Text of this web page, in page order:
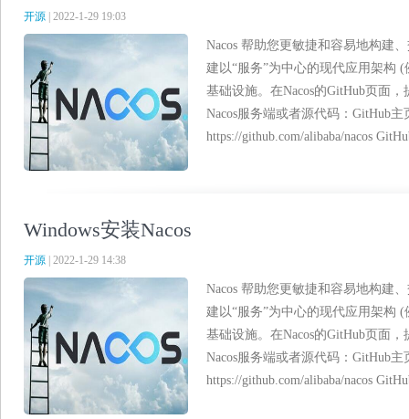
开源 | 2022-1-29 19:03
Nacos 帮助您更敏捷和容易地构建
建以“服务”为中心的现代应用架构
基础设施。在Nacos的GitHub页面
Nacos服务端或者源代码：GitHub主
https://github.com/alibaba/nacos
Windows安装Nacos
开源 | 2022-1-29 14:38
Nacos 帮助您更敏捷和容易地构建
建以“服务”为中心的现代应用架构
基础设施。在Nacos的GitHub页面
Nacos服务端或者源代码：GitHub主
https://github.com/alibaba/nacos